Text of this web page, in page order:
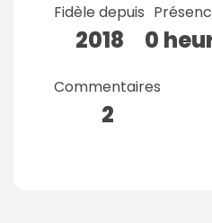
Fidèle depuis
2018 0
Commentaires
2